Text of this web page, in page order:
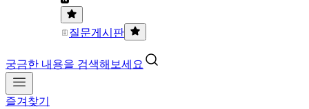
질문게시판
궁금한 내용을 검색해보세요
즐겨찾기